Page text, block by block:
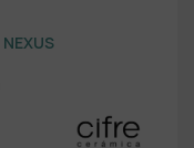
NEXUS